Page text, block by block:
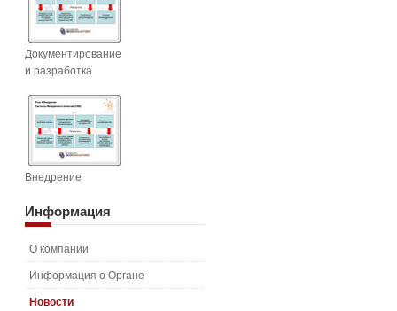
Документирование
и разработка
Внедрение
Информация
О компании
Информация о Органе
Новости